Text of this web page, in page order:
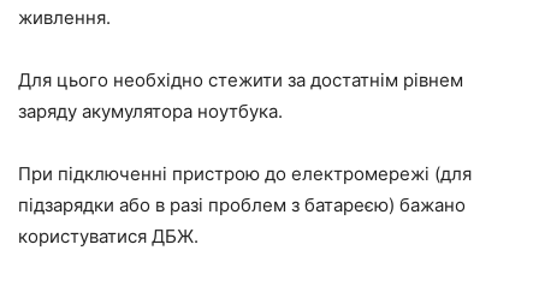
живлення.
Для цього необхідно стежити за достатнім рівнем
заряду акумулятора ноутбука.
При підключенні пристрою до електромережі (для
підзарядки або в разі проблем з батареєю) бажано
користуватися ДБЖ.